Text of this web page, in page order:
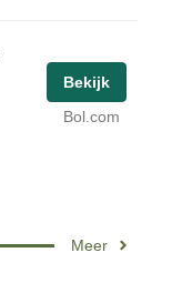
Bekijk
Bol.com
Meer